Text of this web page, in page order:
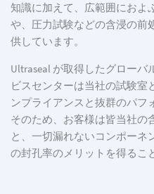
知識に加えて、広範囲におよ
や、圧力試験などの含浸の前
供しています。
Ultraseal が取得したグロー
ビスセンターは当社の試験室
ンプライアンスと抜群のパフ
そのため、お客様は皆当社の
と、一切漏れないコンポーネ
の封孔率のメリットを得るこ